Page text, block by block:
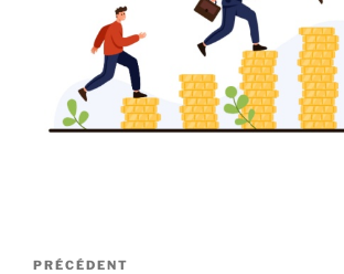
Navigation
Article
PRÉCÉDENT